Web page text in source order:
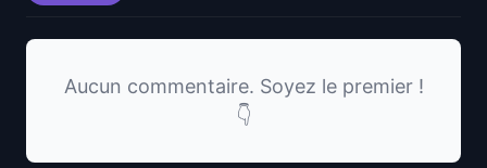
Aucun commentaire. Soyez le premier !
👇